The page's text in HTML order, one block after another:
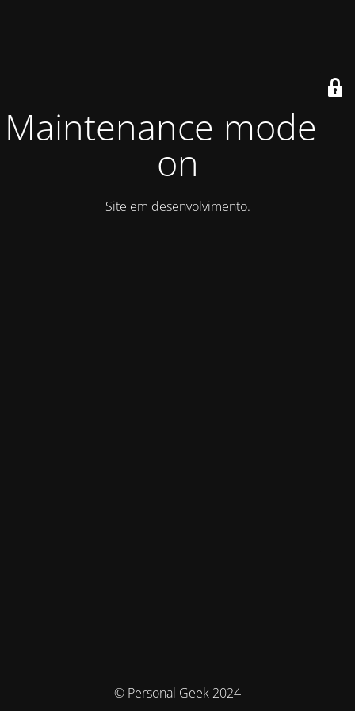
Maintenance mode is
on
Site em desenvolvimento.
© Personal Geek 2024